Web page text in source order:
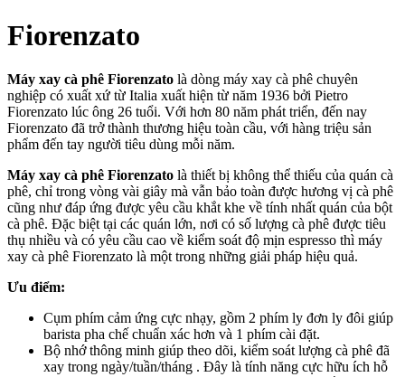
Fiorenzato
Máy xay cà phê Fiorenzato là dòng máy xay cà phê chuyên
nghiệp có xuất xứ từ Italia xuất hiện từ năm 1936 bởi Pietro
Fiorenzato lúc ông 26 tuổi. Với hơn 80 năm phát triển, đến nay
Fiorenzato đã trở thành thương hiệu toàn cầu, với hàng triệu sản
phẩm đến tay người tiêu dùng mỗi năm.
Máy xay cà phê Fiorenzato là thiết bị không thể thiếu của quán cà
phê, chỉ trong vòng vài giây mà vẫn bảo toàn được hương vị cà phê
cũng như đáp ứng được yêu cầu khắt khe về tính nhất quán của bột
cà phê. Đặc biệt tại các quán lớn, nơi có số lượng cà phê được tiêu
thụ nhiều và có yêu cầu cao về kiểm soát độ mịn espresso thì máy
xay cà phê Fiorenzato là một trong những giải pháp hiệu quả.
Ưu điểm:
Cụm phím cảm ứng cực nhạy, gồm 2 phím ly đơn ly đôi giúp
barista pha chế chuẩn xác hơn và 1 phím cài đặt.
Bộ nhớ thông minh giúp theo dõi, kiểm soát lượng cà phê đã
xay trong ngày/tuần/tháng . Đây là tính năng cực hữu ích hỗ